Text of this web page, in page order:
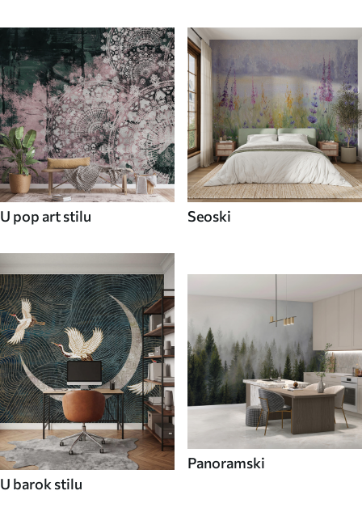
U pop art stilu Seoski
U barok stilu
Panoramski